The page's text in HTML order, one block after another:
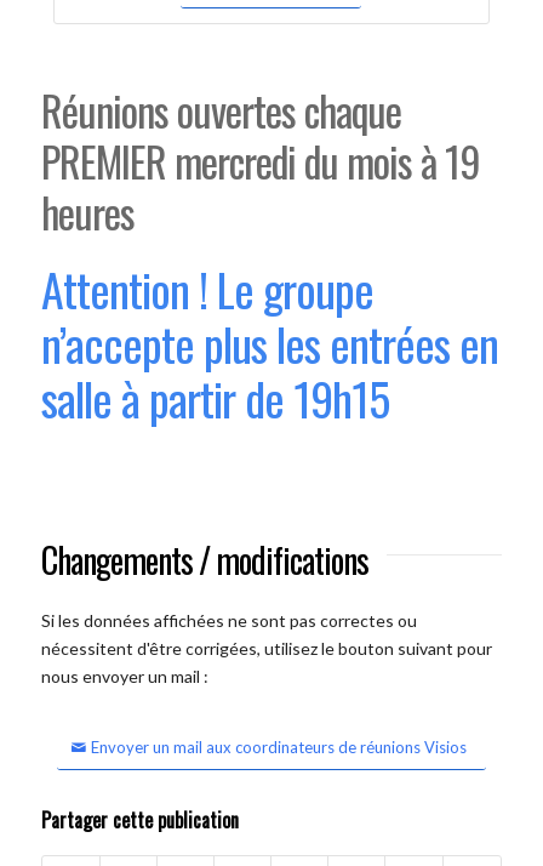
Réunions ouvertes chaque
PREMIER mercredi du mois à 19
heures
Attention ! Le groupe
n’accepte plus les entrées en
salle à partir de 19h15
Changements / modifications
Si les données affichées ne sont pas correctes ou
nécessitent d'être corrigées, utilisez le bouton suivant pour
nous envoyer un mail :
Envoyer un mail aux coordinateurs de réunions Visios
Partager cette publication